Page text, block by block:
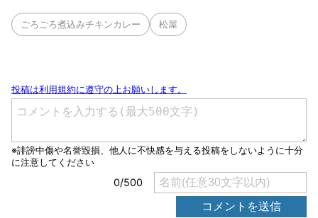
ごろごろ煮込みチキンカレー 松屋